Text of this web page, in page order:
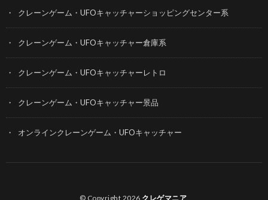
クレーンゲーム・UFOキャッチャーショッピングセンター系
クレーンゲーム・UFOキャッチャー倉庫系
クレーンゲーム・UFOキャッチャーレトロ
クレーンゲーム・UFOキャッチャー景品
オンラインクレーンゲーム・UFOキャッチャー
© Copyright 2026 クレゲマニア